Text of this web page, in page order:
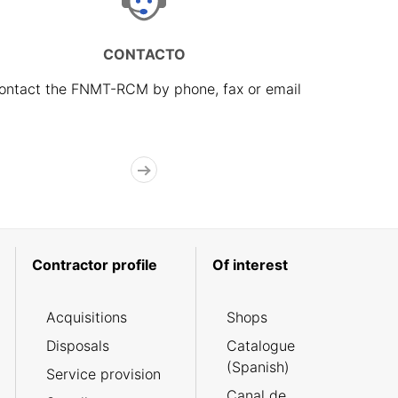
CONTACTO
the FNMT-RCM by phone, fax or email
Contractor profile
Acquisitions
Disposals
Service provision
Of interest
Shops
Catalogue
(Spanish)